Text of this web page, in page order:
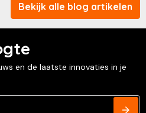
Bekijk alle blog artikelen
en de laatste innovaties in je